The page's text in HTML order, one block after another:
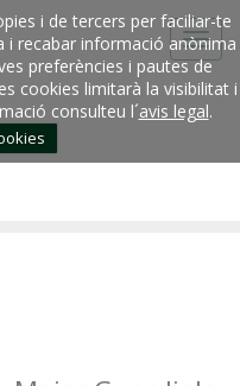
i de tercers per faciliar-te
i recabar informació anònima
preferències i pautes de
cookies limitarà la visibilitat i
consulteu l´avis legal.